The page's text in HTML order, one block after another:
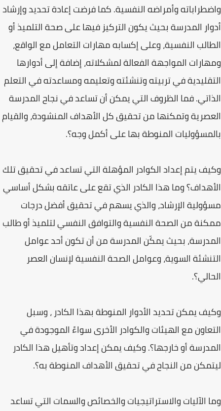
واضطراباته وأمراضه النفسية. كما فرضت إعادة تحديد وإرشاد
أدوار المدرسة بحيث يكون التركيز فيها على صحة التلميذ أو
الطالب النفسية، وعلى إكسابه مهارات التعامل مع الواقع،
ومهارات المواجهة الفعالة لمشكلاته، إضافة إلى أدوارها
التقليدية في تربيته وتنشئته وتعليمه ومساعدته في التعلم
الذاتي. فما الظروف التي يمكن أن تساعد في نجاح المدرسة
العصرية وتمكنها من تحقيق كل الأهداف المنشودة، والقيام
بالمسؤوليات المنوطة بها على أكمل وجه؟.
وكيف يتم إعداد الكوادر المؤهلة التي تساعد في تحقيق تلك
الأهداف؟ وما هذا الكادر الذي تقع على عاتقه بشكل أساسي
مسؤولية الإرشاد، والذي يسهم في تحقيق أفضل درجات
ممكنة من الصحة النفسية والتوافق النفسي لتلميذ أو طالب
المدرسة، بحيث يمكّن المدرسة من أن تكون أحد عوامل
التنشئة السوية، وعوامل الصحة النفسية لإنسان العصر
الحالي؟.
وكيف يمكن تحديد الأدوار المنوطة بهذا الكادر ، وسبل
التعاون مع الهيئات والكوادر الأخرى سواءً الموجودة في
المدرسة أو خارجها؟. وكيف يمكن إعداد وتأهيل هذا الكادر
ليتمكن من النجاح في تحقيق الأهداف المنوطة به؟.
وما الآليات والاستراتيجيات والخصائص والسمات التي تساعد